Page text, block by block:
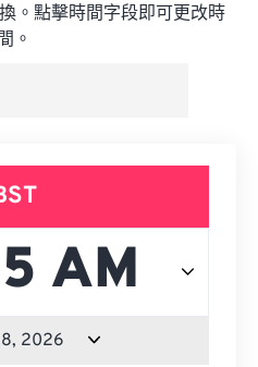
。點擊時間字段即可更改時
間。